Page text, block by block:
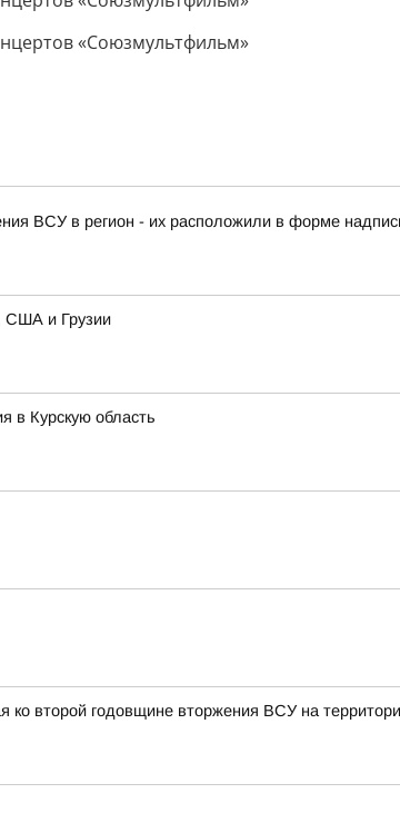
ВСУ в регион - их расположили в форме
США и Грузии
в Курскую область
ко второй годовщине вторжения ВСУ на